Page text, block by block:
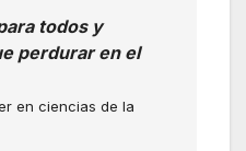
todos y
perdurar en el
en ciencias de la